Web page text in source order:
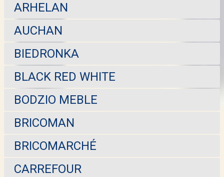
ARHELAN
AUCHAN
BIEDRONKA
BLACK RED WHITE
BODZIO MEBLE
BRICOMAN
BRICOMARCHÉ
CARREFOUR